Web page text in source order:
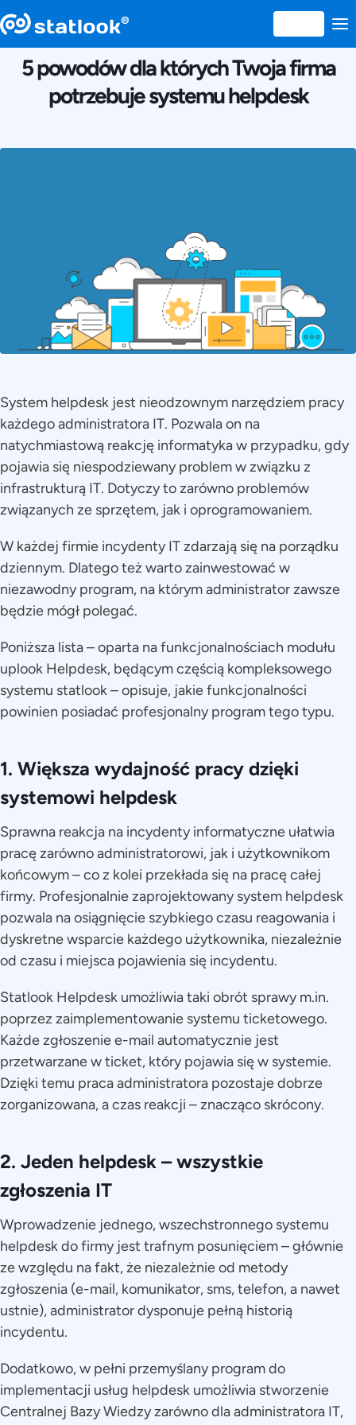
5 powodów dla których Twoja firma
potrzebuje systemu helpdesk
System helpdesk jest nieodzownym narzędziem pracy
każdego administratora IT. Pozwala on na
natychmiastową reakcję informatyka w przypadku, gdy
pojawia się niespodziewany problem w związku z
infrastrukturą IT. Dotyczy to zarówno problemów
związanych ze sprzętem, jak i oprogramowaniem.
W każdej firmie incydenty IT zdarzają się na porządku
dziennym. Dlatego też warto zainwestować w
niezawodny program, na którym administrator zawsze
będzie mógł polegać.
Poniższa lista – oparta na funkcjonalnościach modułu
uplook Helpdesk, będącym częścią kompleksowego
systemu statlook – opisuje, jakie funkcjonalności
powinien posiadać profesjonalny program tego typu.
1. Większa wydajność pracy dzięki
systemowi helpdesk
Sprawna reakcja na incydenty informatyczne ułatwia
pracę zarówno administratorowi, jak i użytkownikom
końcowym – co z kolei przekłada się na pracę całej
firmy. Profesjonalnie zaprojektowany system helpdesk
pozwala na osiągnięcie szybkiego czasu reagowania i
dyskretne wsparcie każdego użytkownika, niezależnie
od czasu i miejsca pojawienia się incydentu.
Statlook Helpdesk umożliwia taki obrót sprawy m.in.
poprzez zaimplementowanie systemu ticketowego.
Każde zgłoszenie e-mail automatycznie jest
przetwarzane w ticket, który pojawia się w systemie.
Dzięki temu praca administratora pozostaje dobrze
zorganizowana, a czas reakcji – znacząco skrócony.
2. Jeden helpdesk – wszystkie
zgłoszenia IT
Wprowadzenie jednego, wszechstronnego systemu
helpdesk do firmy jest trafnym posunięciem – głównie
ze względu na fakt, że niezależnie od metody
zgłoszenia (e-mail, komunikator, sms, telefon, a nawet
ustnie), administrator dysponuje pełną historią
incydentu.
Dodatkowo, w pełni przemyślany program do
implementacji usług helpdesk umożliwia stworzenie
Centralnej Bazy Wiedzy zarówno dla administratora IT,